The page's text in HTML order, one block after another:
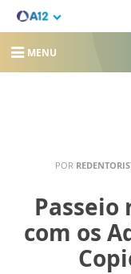
MENU
POR
com os